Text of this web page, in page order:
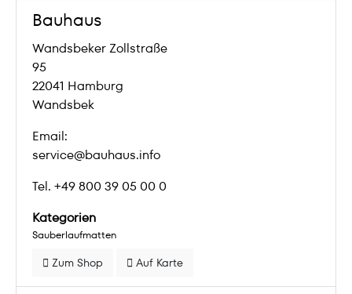
Bauhaus
Wandsbeker Zollstraße
95
22041 Hamburg
Wandsbek
Email:
service@bauhaus.info
Tel. +49 800 39 05 00 0
Kategorien
Sauberlaufmatten
Zum Shop Auf Karte